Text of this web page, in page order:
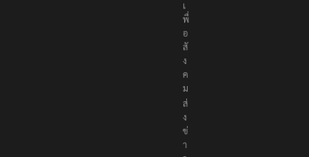
า
ง
เ
พื่
อ
สั
ง
ค
ม
ส่
ง